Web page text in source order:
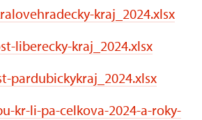
kraj_2024.xlsx
liberecky-kraj_2024.xlsx
pardubickykraj_2024.xlsx
kr-li-pa-celkova-2024-a-roky-